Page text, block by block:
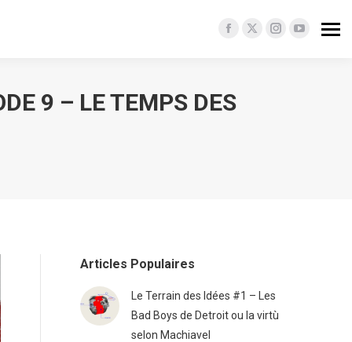
Facebook
in
X
Instagram
YouTube
9 – LE TEMPS DES
Articles Populaires
Le Terrain des Idées #1 – Les
Bad Boys de Detroit ou la virtù
selon Machiavel